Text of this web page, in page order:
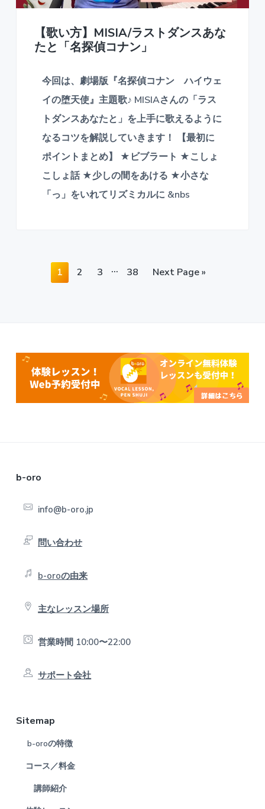
【歌い方】MISIA/ラストダンスあな
たと「名探偵コナン」
今回は、劇場版『名探偵コナン ハイウェ
イの堕天使』主題歌♪ MISIAさんの「ラス
トダンスあなたと」を上手に歌えるように
なるコツを解説していきます！ 【最初に
ポイントまとめ】 ★ビブラート ★こしょ
こしょ話 ★少しの間をあける ★小さな
「っ」をいれてリズミカルに &nbs
P
a
1
P
2
P
3 …
P
38 Next Page »
b-oro
info@b-oro.jp
問い合わせ
b-oroの由来
主なレッスン場所
営業時間 10:00〜22:00
サポート会社
Sitemap
b-oroの特徴
コース／料金
講師紹介